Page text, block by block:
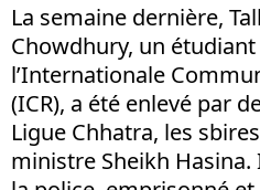
La semaine dernière,
Chowdhury, un
l’Internationale
(ICR), a été enlevé par
Ligue Chhatra, les
ministre Sheikh